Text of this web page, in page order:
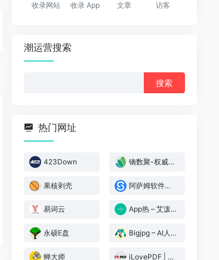
收录网站 收录 App 文章 访客
潮运营搜索
热门网址
423Down 镝数聚-权威数据
果核剥壳 阿萨姆软件（盒子部落）
易词云 App热 – 艾泼热（原心海e站）
永硕E盘 Bigjpg – AI人工智能图片无损放大
蝉大师 iLovePDF | 为PDF爱好者提供的PDF文件在线处理工具